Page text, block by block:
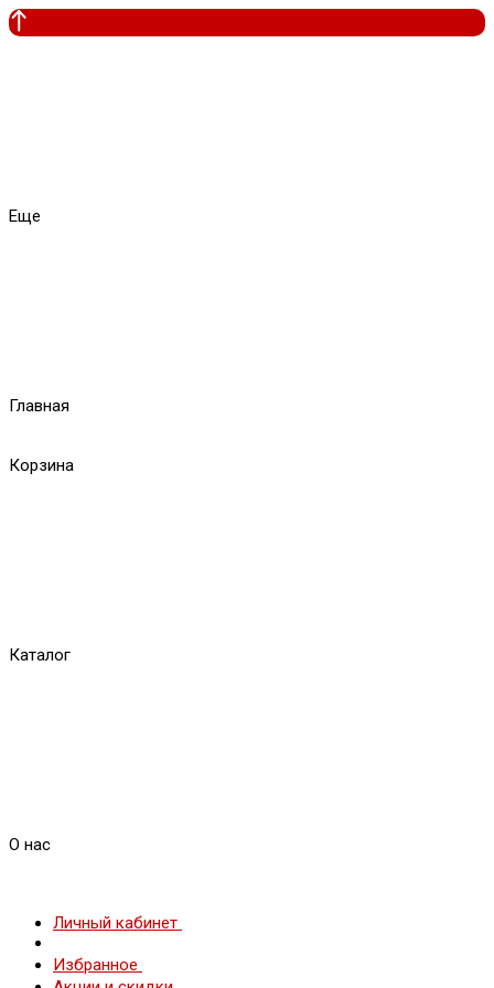
Еще
Главная
Корзина
Каталог
О нас
Личный кабинет
Избранное